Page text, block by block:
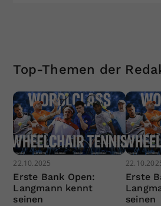
Top-Themen der
22.10.2025
Erste Bank Open:
Langmann kennt
seinen
Erste
seinen